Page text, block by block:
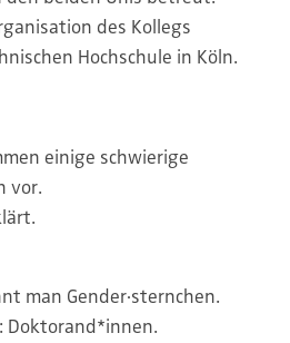
des Kollegs
Hochschule in Köln.
einige schwierige
vor.
man Gender·sternchen.
Doktorand*innen.